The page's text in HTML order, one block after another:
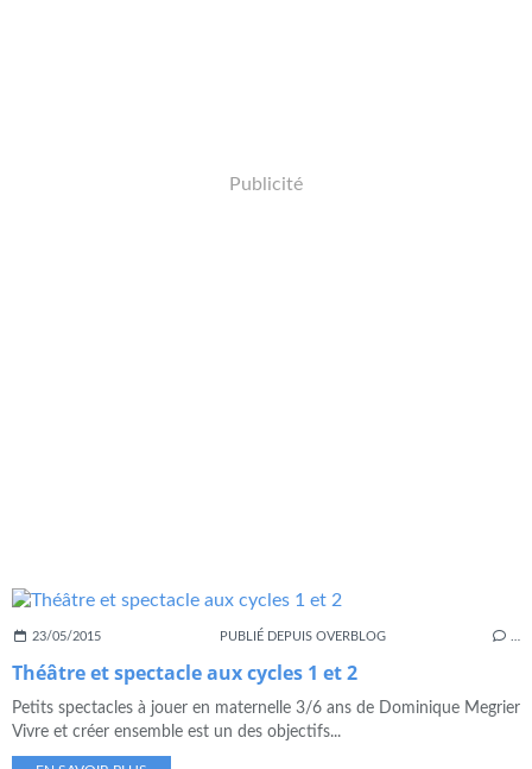
Publicité
23/05/2015 PUBLIÉ DEPUIS OVERBLOG
Théâtre et spectacle aux cycles 1 et 2
Petits spectacles à jouer en maternelle 3/6 ans de Dominique Megrier
Vivre et créer ensemble est un des objectifs...